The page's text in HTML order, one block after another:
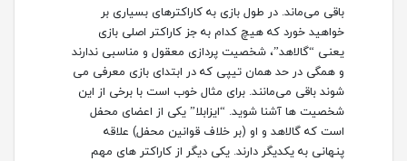
باقی می‌ماند. در طول بازی به کاراکتر‌های بسیاری بر
خواهید خورد که هیچ کدام به جز کاراکتر اصلی بازی
یعنی “گالاهد”، شخصیت پردازی معقول و مناسبی ندارند
و همگی در حد همان تیپی که در ابتدای بازی معرفی می
شوند باقی می‌مانند. برای مثال خوب است با برخی از این
شخصیت ها آشنا شوید. “ایزابلا” یکی از اعضای محفل
است که گالاهد و او (بر خلاف قوانین محفل) علاقه
پنهانی به یکدیگر دارند. یکی دیگر از کاراکتر های مهم